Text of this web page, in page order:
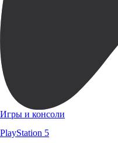
Игры и консоли
PlayStation 5